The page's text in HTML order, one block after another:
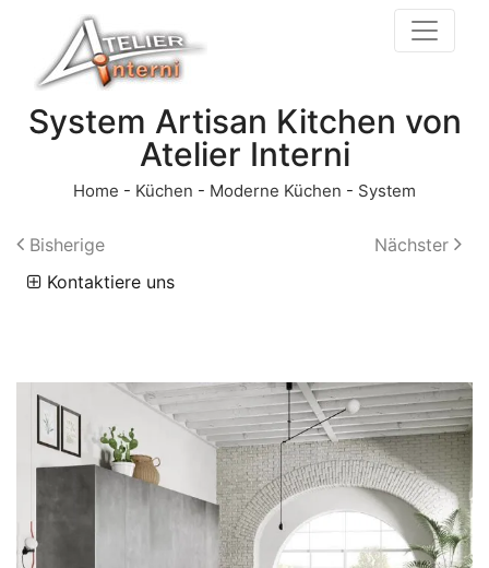
System Artisan Kitchen von
Atelier Interni
Home - Küchen - Moderne Küchen - System
Bisherige
Nächster
Kontaktiere uns